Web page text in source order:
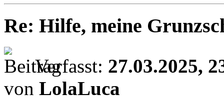
Re: Hilfe, meine
Verfasst: 27.03.2025,
von LolaLuca